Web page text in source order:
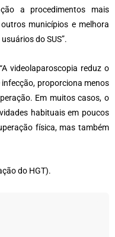
a procedimentos mais
municípios e melhora
do SUS”.
videolaparoscopia reduz o
proporciona menos
Em muitos casos, o
habituais em poucos
física, mas também
do HGT).